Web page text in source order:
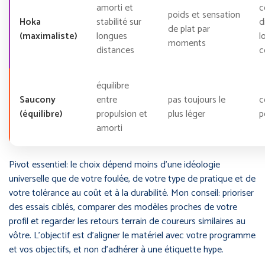
Hoka
(maximaliste)
amorti et
stabilité sur
longues
distances
poids et sensation
de plat par
moments
Saucony
(équilibre)
équilibre
entre
propulsion et
amorti
pas toujours le
plus léger
Pivot essentiel: le choix dépend moins d’une idéologie
universelle que de votre foulée, de votre type de pratique et de
votre tolérance au coût et à la durabilité. Mon conseil: prioriser
des essais ciblés, comparer des modèles proches de votre
profil et regarder les retours terrain de coureurs similaires au
vôtre. L’objectif est d’aligner le matériel avec votre programme
et vos objectifs, et non d’adhérer à une étiquette hype.